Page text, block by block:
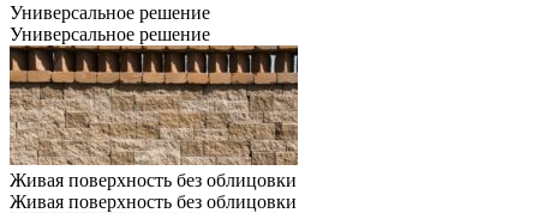
Универсальное решение
Универсальное решение
Живая поверхность без облицовки
Живая поверхность без облицовки